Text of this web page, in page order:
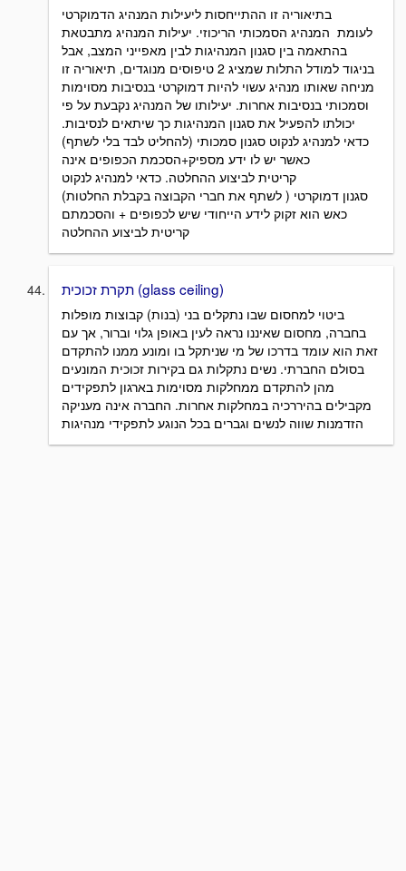
בתיאוריה זו ההתייחסות ליעילות המנהיג הדמוקרטי
לעומת המנהיג הסמכותי הריכוזי. יעילות המנהיג מתבטאת
בהתאמה בין סגנון המנהיגות לבין מאפייני המצב, אבל
בניגוד למודל התלות שמציג 2 טיפוסים מנוגדים, תיאוריה זו
מניחה שאותו מנהיג עשוי להיות דמוקרטי בנסיבות מסוימות
וסמכותי בנסיבות אחרות. יעילותו של המנהיג נקבעת על פי
יכולתו להפעיל את סגנון המנהיגות כך שיתאים לנסיבות.
כדאי למנהיג לנקוט סגנון סמכותי (להחליט לבד בלי לשתף)
כאשר יש לו ידע מספיק+הסכמת הכפופים אינה
קריטית לביצוע ההחלטה. כדאי למנהיג לנקוט
סגנון דמוקרטי ( לשתף את חברי הקבוצה בקבלת החלטות)
כאש הוא זקוק לידע הייחודי שיש לכפופים + והסכמתם
קריטית לביצוע ההחלטה
תקרת זכוכית (glass ceiling)
ביטוי למחסום שבו נתקלים בני (בנות) קבוצות מופלות
בחברה, מחסום שאיננו נראה לעין באופן גלוי וברור, אך עם
זאת הוא עומד בדרכו של מי שניתקל בו ומונע ממנו להתקדם
בסולם החברתי. נשים נתקלות גם בקירות זכוכית המונעים
מהן להתקדם ממחלקות מסוימות בארגון לתפקידים
מקבילים בהיררכיה במחלקות אחרות. החברה אינה מעניקה
הזדמנות שווה לנשים וגברים בכל הנוגע לתפקידי מנהיגות